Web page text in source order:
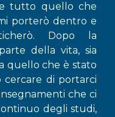
tutto quello che
porterò dentro e
Dopo la
della vita, sia
quello che è stato
cercare di portarci
che ci
degli studi,